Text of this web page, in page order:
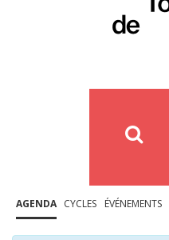
AGENDA CYCLES ÉVÉNEMENTS